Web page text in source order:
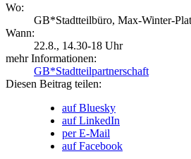
Wo:
GB*Stadtteilbüro, Max-Winter-
Wann:
22.8., 14.30-18 Uhr
mehr Informationen:
GB*Stadtteilpartnerschaft
Diesen Beitrag teilen:
auf Bluesky
auf LinkedIn
per E-Mail
auf Facebook